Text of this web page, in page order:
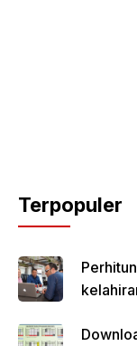
Terpopuler